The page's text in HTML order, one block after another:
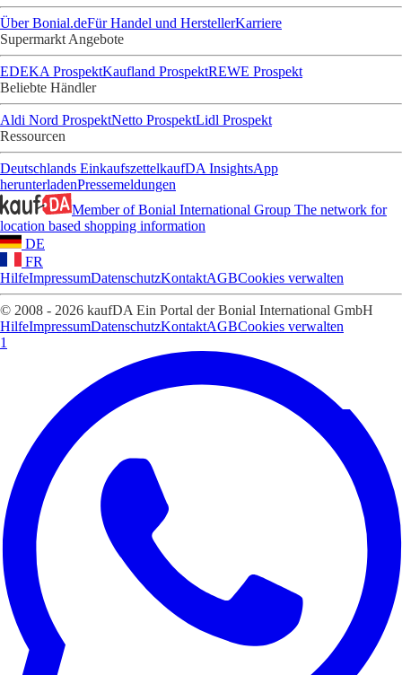
Über Bonial.deFür Handel und HerstellerKarriere
Supermarkt Angebote
EDEKA ProspektKaufland ProspektREWE Prospekt
Beliebte Händler
Aldi Nord ProspektNetto ProspektLidl Prospekt
Ressourcen
Deutschlands EinkaufszettelkaufDA InsightsApp
herunterladenPressemeldungen
Member of Bonial International Group The network for
location based shopping information
DE
FR
HilfeImpressumDatenschutzKontaktAGBCookies verwalten
© 2008 - 2026 kaufDA Ein Portal der Bonial International GmbH
HilfeImpressumDatenschutzKontaktAGBCookies verwalten
1